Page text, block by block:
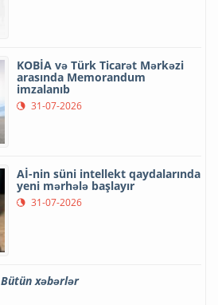
KOBİA və Türk Ticarət Mərkəzi
arasında Memorandum
imzalanıb
31-07-2026
Aİ-nin süni intellekt qaydalarında
yeni mərhələ başlayır
31-07-2026
Bütün xəbərlər